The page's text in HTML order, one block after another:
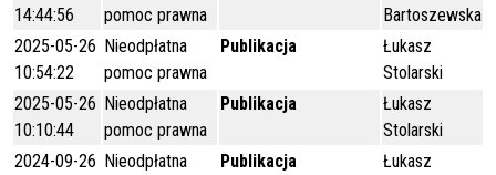
14:44:56
pomoc prawna
Bartoszewska
2025-05-26
10:54:22
Nieodpłatna
pomoc prawna
Publikacja
Łukasz
Stolarski
2025-05-26
10:10:44
Nieodpłatna
pomoc prawna
Publikacja
Łukasz
Stolarski
2024-09-26 Nieodpłatna
Publikacja
Łukasz